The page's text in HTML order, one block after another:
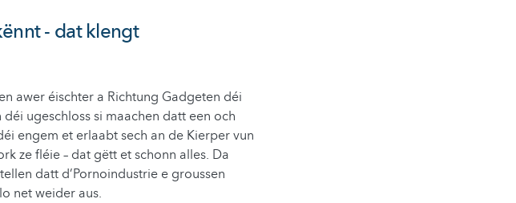
- dat klengt
awer éischter a Richtung Gadgeten déi
ugeschloss si maachen datt een och
engem et erlaabt sech an de Kierper vun
ze fléie – dat gëtt et schonn alles. Da
datt d’Pornoindustrie e groussen
net weider aus.